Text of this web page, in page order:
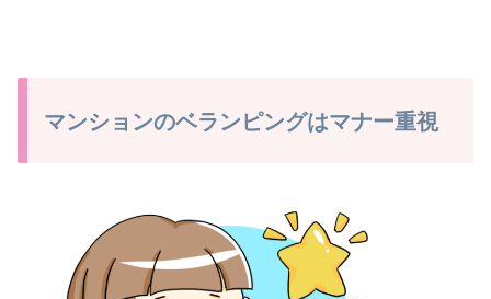
マンションのベランピングはマナー重視